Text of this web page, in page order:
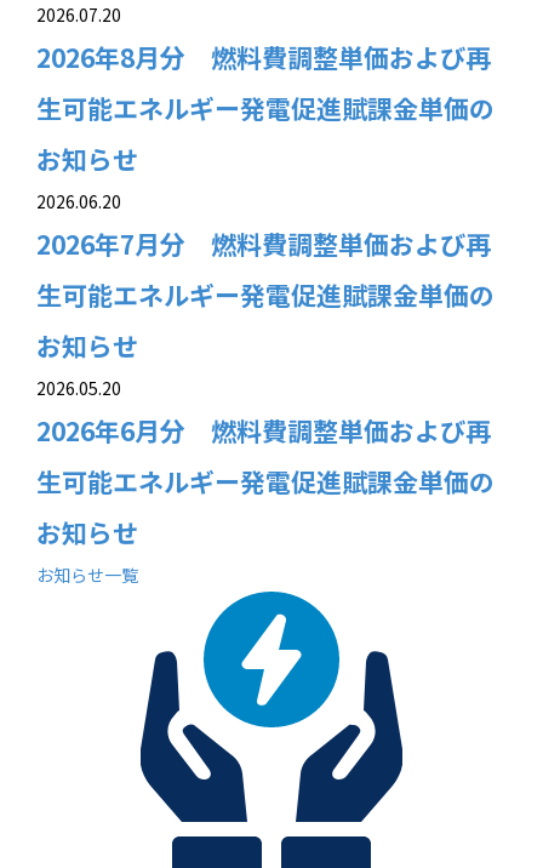
2026.07.20
2026年8月分 燃料費調整単価および再
生可能エネルギー発電促進賦課金単価の
お知らせ
2026.06.20
2026年7月分 燃料費調整単価および再
生可能エネルギー発電促進賦課金単価の
お知らせ
2026.05.20
2026年6月分 燃料費調整単価および再
生可能エネルギー発電促進賦課金単価の
お知らせ
お知らせ一覧